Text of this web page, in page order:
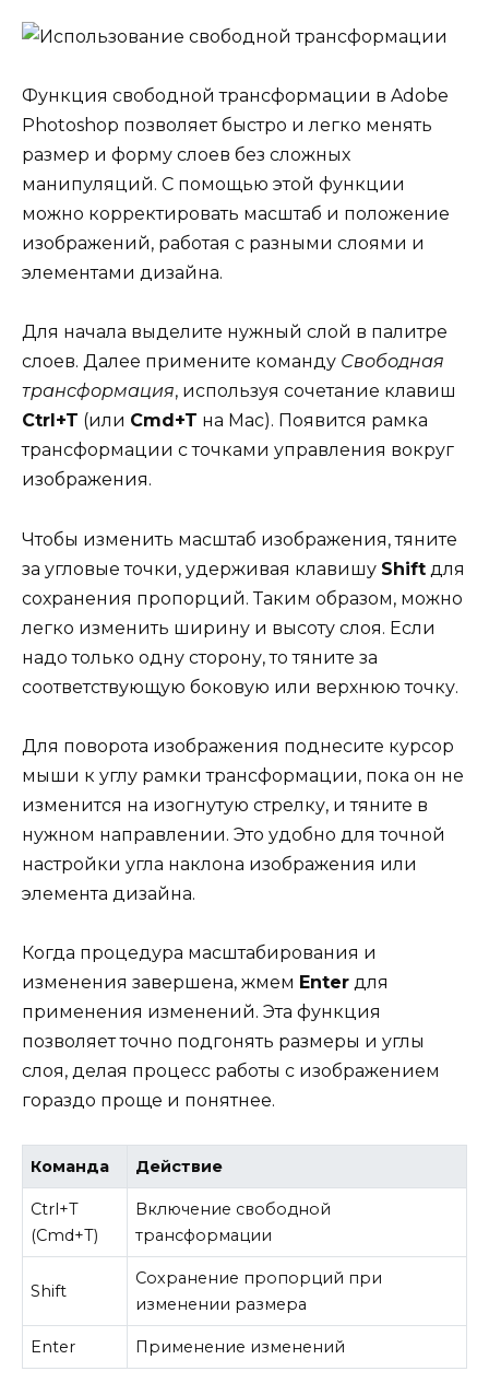
Функция свободной трансформации в Adobe
Photoshop позволяет быстро и легко менять
размер и форму слоев без сложных
манипуляций. С помощью этой функции
можно корректировать масштаб и положение
изображений, работая с разными слоями и
элементами дизайна.
Для начала выделите нужный слой в палитре
слоев. Далее примените команду Свободная
трансформация, используя сочетание клавиш
Ctrl+T (или Cmd+T на Mac). Появится рамка
трансформации с точками управления вокруг
изображения.
Чтобы изменить масштаб изображения, тяните
за угловые точки, удерживая клавишу Shift для
сохранения пропорций. Таким образом, можно
легко изменить ширину и высоту слоя. Если
надо только одну сторону, то тяните за
соответствующую боковую или верхнюю точку.
Для поворота изображения поднесите курсор
мыши к углу рамки трансформации, пока он не
изменится на изогнутую стрелку, и тяните в
нужном направлении. Это удобно для точной
настройки угла наклона изображения или
элемента дизайна.
Когда процедура масштабирования и
изменения завершена, жмем Enter для
применения изменений. Эта функция
позволяет точно подгонять размеры и углы
слоя, делая процесс работы с изображением
гораздо проще и понятнее.
Команда Действие
Ctrl+T
(Cmd+T)
Включение свободной
трансформации
Shift
Сохранение пропорций при
изменении размера
Enter Применение изменений